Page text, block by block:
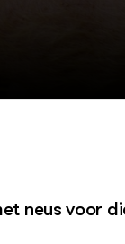
neus voor